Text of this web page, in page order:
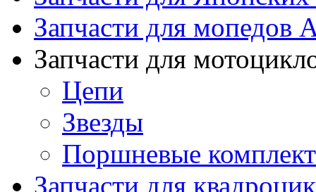
Запчасти для мопедов
Запчасти для
Цепи
Звезды
Поршневые
Запчасти для